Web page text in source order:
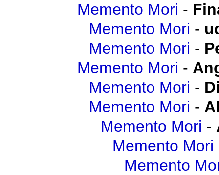
Memento Mori -
Memento Mori -
Memento Mori -
Memento Mori -
Memento Mori -
Memento Mori -
Memento Mori -
Memento Mori
Memento